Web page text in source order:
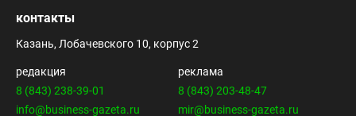
контакты
Казань, Лобачевского 10, корпус 2
редакция
8 (843) 238-39-01
info@business-gazeta.ru
реклама
8 (843) 203-48-47
mir@business-gazeta.ru